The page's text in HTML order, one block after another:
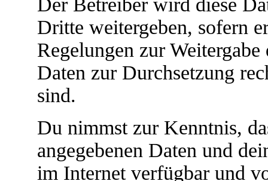
Der Betreiber wird diese
Dritte weitergeben, sofern
Regelungen zur
Daten zur Durchsetzung
sind.
Du nimmst zur Kenntnis,
angegebenen Daten und
im Internet verfügbar und